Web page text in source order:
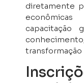
diretamente
capacitação
transformação